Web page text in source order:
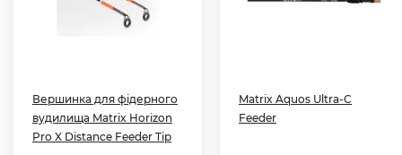
Вершинка для фідерного
вудилища Matrix Horizon
Pro X Distance Feeder Tip
Matrix Aquos Ultra-C
Feeder